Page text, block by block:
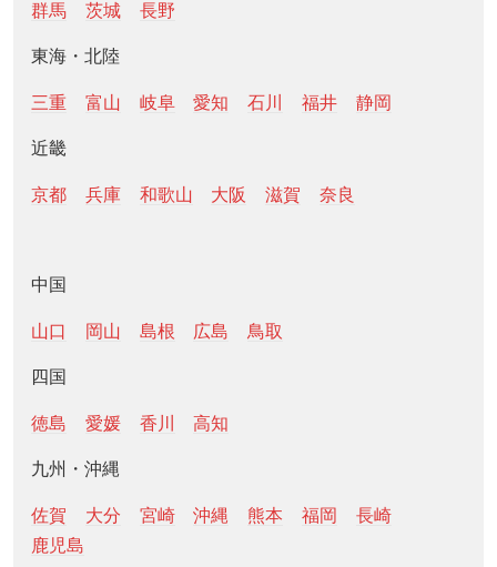
群馬
茨城 長野
東海・北陸
三重 富山 岐阜 愛知 石川 福井 静岡
近畿
京都 兵庫 和歌山 大阪 滋賀 奈良
中国
山口 岡山 島根 広島 鳥取
四国
徳島 愛媛 香川 高知
九州・沖縄
佐賀 大分 宮崎 沖縄 熊本 福岡
長崎
鹿児島